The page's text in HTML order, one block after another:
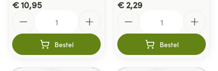
€ 10,95
Bestel
€ 2,29
Bestel